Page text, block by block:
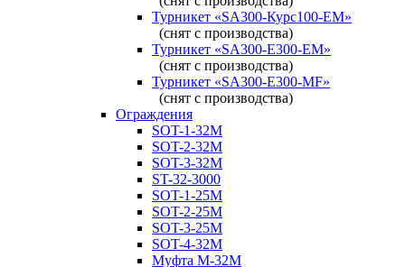
Турникет «SA300-Курс100-ЕМ»
(снят с производства)
Турникет «SA300-Е300-EM»
(снят с производства)
Турникет «SA300-Е300-MF»
(снят с производства)
Ограждения
SOT-1-32М
SOT-2-32М
SOT-3-32М
ST-32-3000
SOT-1-25М
SOT-2-25М
SOT-3-25М
SOT-4-32M
Муфта M-32М